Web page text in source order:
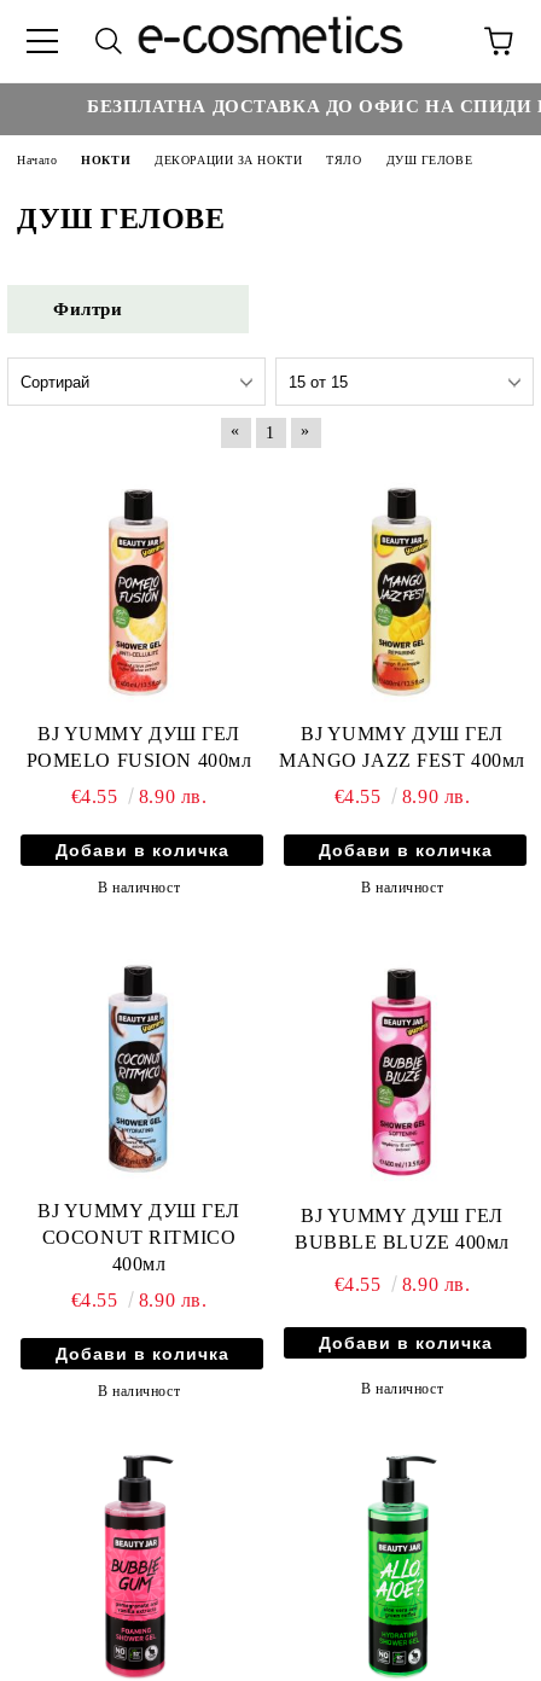
БЕЗПЛАТНА ДОСТАВКА ДО ОФИС НА СПИДИ
Начало НОКТИ ДЕКОРАЦИИ ЗА НОКТИ ТЯЛО ДУШ ГЕЛОВЕ
ДУШ ГЕЛОВЕ
Филтри
« 1 »
BJ YUMMY ДУШ ГЕЛ
POMELO FUSION 400мл
€4.55
8.90 лв.
В наличност
BJ YUMMY ДУШ ГЕЛ
MANGO JAZZ FEST 400мл
€4.55
8.90 лв.
В наличност
BJ YUMMY ДУШ ГЕЛ
COCONUT RITMICO
400мл
€4.55
8.90 лв.
В наличност
BJ YUMMY ДУШ ГЕЛ
BUBBLE BLUZE 400мл
€4.55 8.90 лв.
В наличност